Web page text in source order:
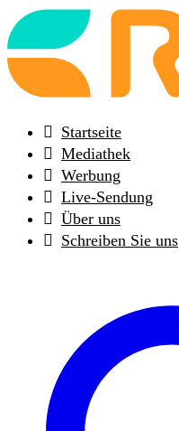
Back
to
frontpage
Startseite
Mediathek
Werbung
Live-Sendung
Über uns
Schreiben Sie uns